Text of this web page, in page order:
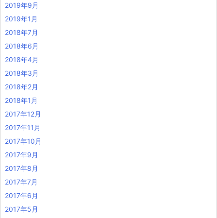
2019年9月
2019年1月
2018年7月
2018年6月
2018年4月
2018年3月
2018年2月
2018年1月
2017年12月
2017年11月
2017年10月
2017年9月
2017年8月
2017年7月
2017年6月
2017年5月